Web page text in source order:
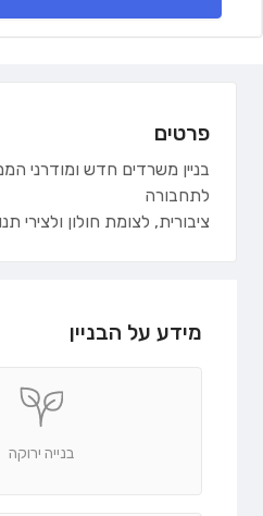
פרטים
לתחבורה
ציבורית, לצומת חולון ולצירי תנועה ראשיים כמו
מידע על הבניין
בנייה ירוקה